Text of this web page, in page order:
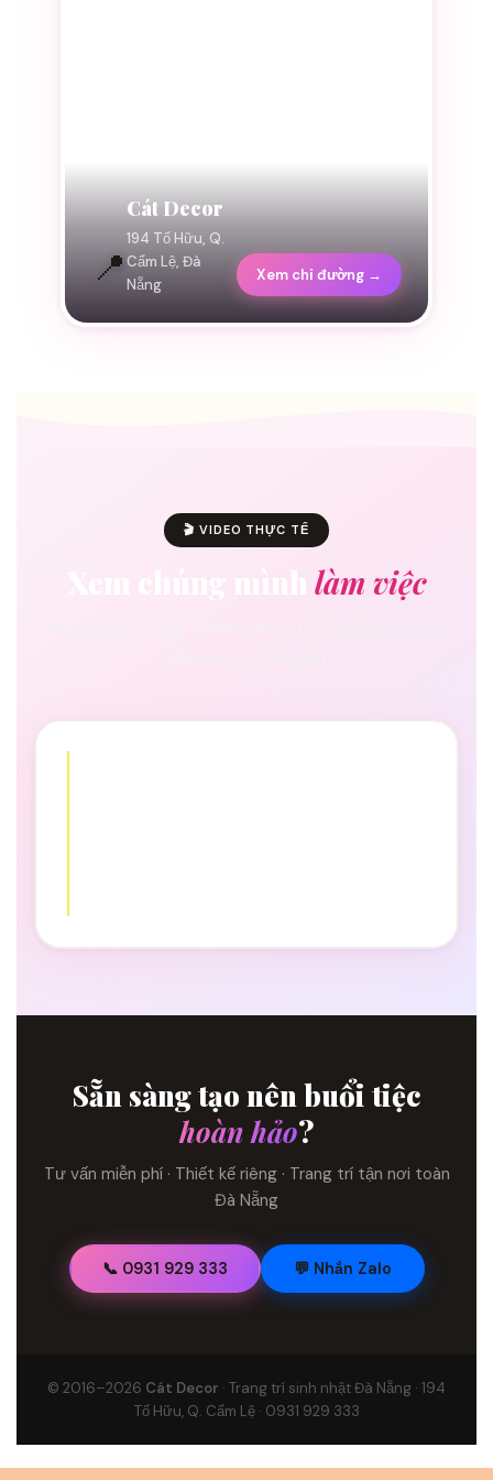
📍
Cát Decor
194 Tố Hữu, Q.
Cẩm Lệ, Đà
Nẵng
Xem chỉ đường →
🎬 VIDEO THỰC TẾ
Xem chúng mình làm việc
Sẵn sàng tạo nên buổi tiệc
hoàn hảo?
Tư vấn miễn phí · Thiết kế riêng · Trang trí tận nơi toàn
Đà Nẵng
📞 0931 929 333 💬 Nhắn Zalo
© 2016–2026 Cát Decor · Trang trí sinh nhật Đà Nẵng · 194
Tố Hữu, Q. Cẩm Lệ · 0931 929 333